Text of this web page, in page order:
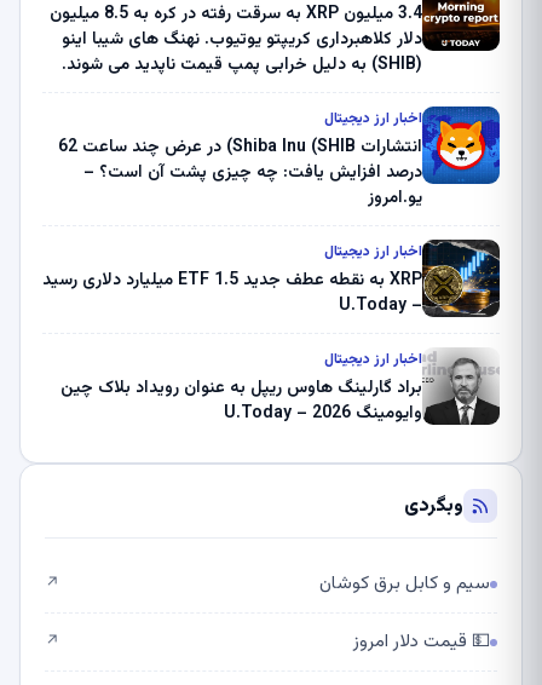
3.4 میلیون XRP به سرقت رفته در کره به 8.5 میلیون
دلار کلاهبرداری کریپتو یوتیوب. نهنگ های شیبا اینو
(SHIB) به دلیل خرابی پمپ قیمت ناپدید می شوند.
ثبت کرد – گزارش کریپتو صبح – U.Today
اخبار ارز دیجیتال
انتشارات Shiba Inu (SHIB) در عرض چند ساعت 62
درصد افزایش یافت: چه چیزی پشت آن است؟ –
یو.امروز
اخبار ارز دیجیتال
XRP به نقطه عطف جدید ETF 1.5 میلیارد دلاری رسید
– U.Today
اخبار ارز دیجیتال
براد گارلینگ هاوس ریپل به عنوان رویداد بلاک چین
وایومینگ 2026 – U.Today
وبگردی
سیم و کابل برق کوشان ↗
💵 قیمت دلار امروز ↗